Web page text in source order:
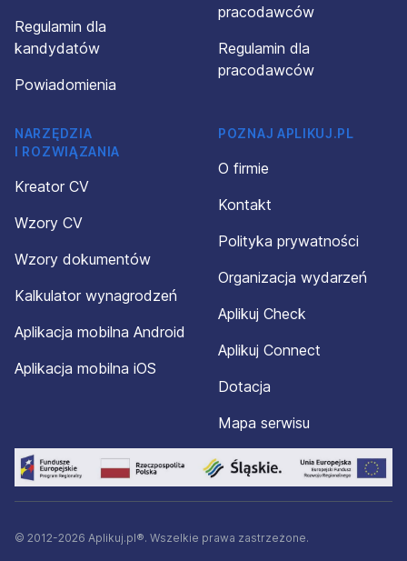
Regulamin dla
kandydatów
Powiadomienia
pracodawców
Regulamin dla
pracodawców
NARZĘDZIA
I ROZWIĄZANIA
Kreator CV
Wzory CV
Wzory dokumentów
Kalkulator wynagrodzeń
Aplikacja mobilna Android
Aplikacja mobilna iOS
POZNAJ APLIKUJ.PL
O firmie
Kontakt
Polityka prywatności
Organizacja wydarzeń
Aplikuj Check
Aplikuj Connect
Dotacja
Mapa serwisu
© 2012-2026 Aplikuj.pl®. Wszelkie prawa zastrzeżone.